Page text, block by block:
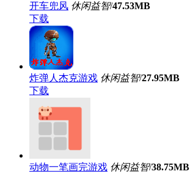
开车兜风 休闲益智/47.53MB
下载
炸弹人杰克游戏 休闲益智/27.95MB
下载
动物一笔画完游戏 休闲益智/38.75MB